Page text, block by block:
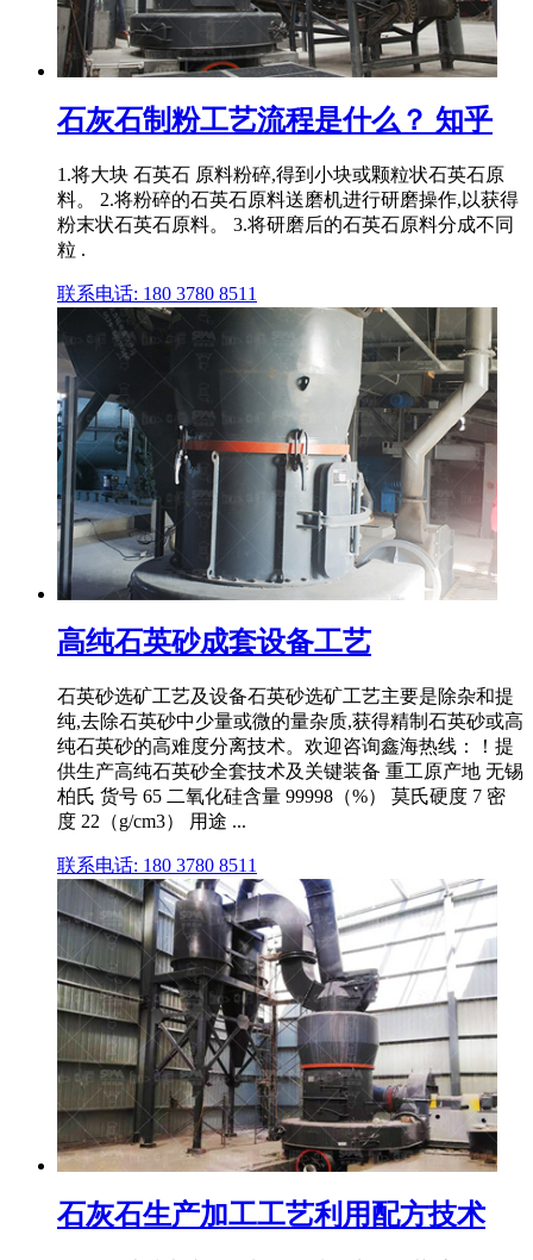
石灰石制粉工艺流程是什么？ 知乎
1.将大块 石英石 原料粉碎,得到小块或颗粒状石英石原
料。 2.将粉碎的石英石原料送磨机进行研磨操作,以获得
粉末状石英石原料。 3.将研磨后的石英石原料分成不同
粒 .
联系电话: 180 3780 8511
高纯石英砂成套设备工艺
石英砂选矿工艺及设备石英砂选矿工艺主要是除杂和提
纯,去除石英砂中少量或微的量杂质,获得精制石英砂或高
纯石英砂的高难度分离技术。欢迎咨询鑫海热线：！提
供生产高纯石英砂全套技术及关键装备 重工原产地 无锡
柏氏 货号 65 二氧化硅含量 99998（%） 莫氏硬度 7 密
度 22（g/cm3） 用途 ...
联系电话: 180 3780 8511
石灰石生产加工工艺利用配方技术